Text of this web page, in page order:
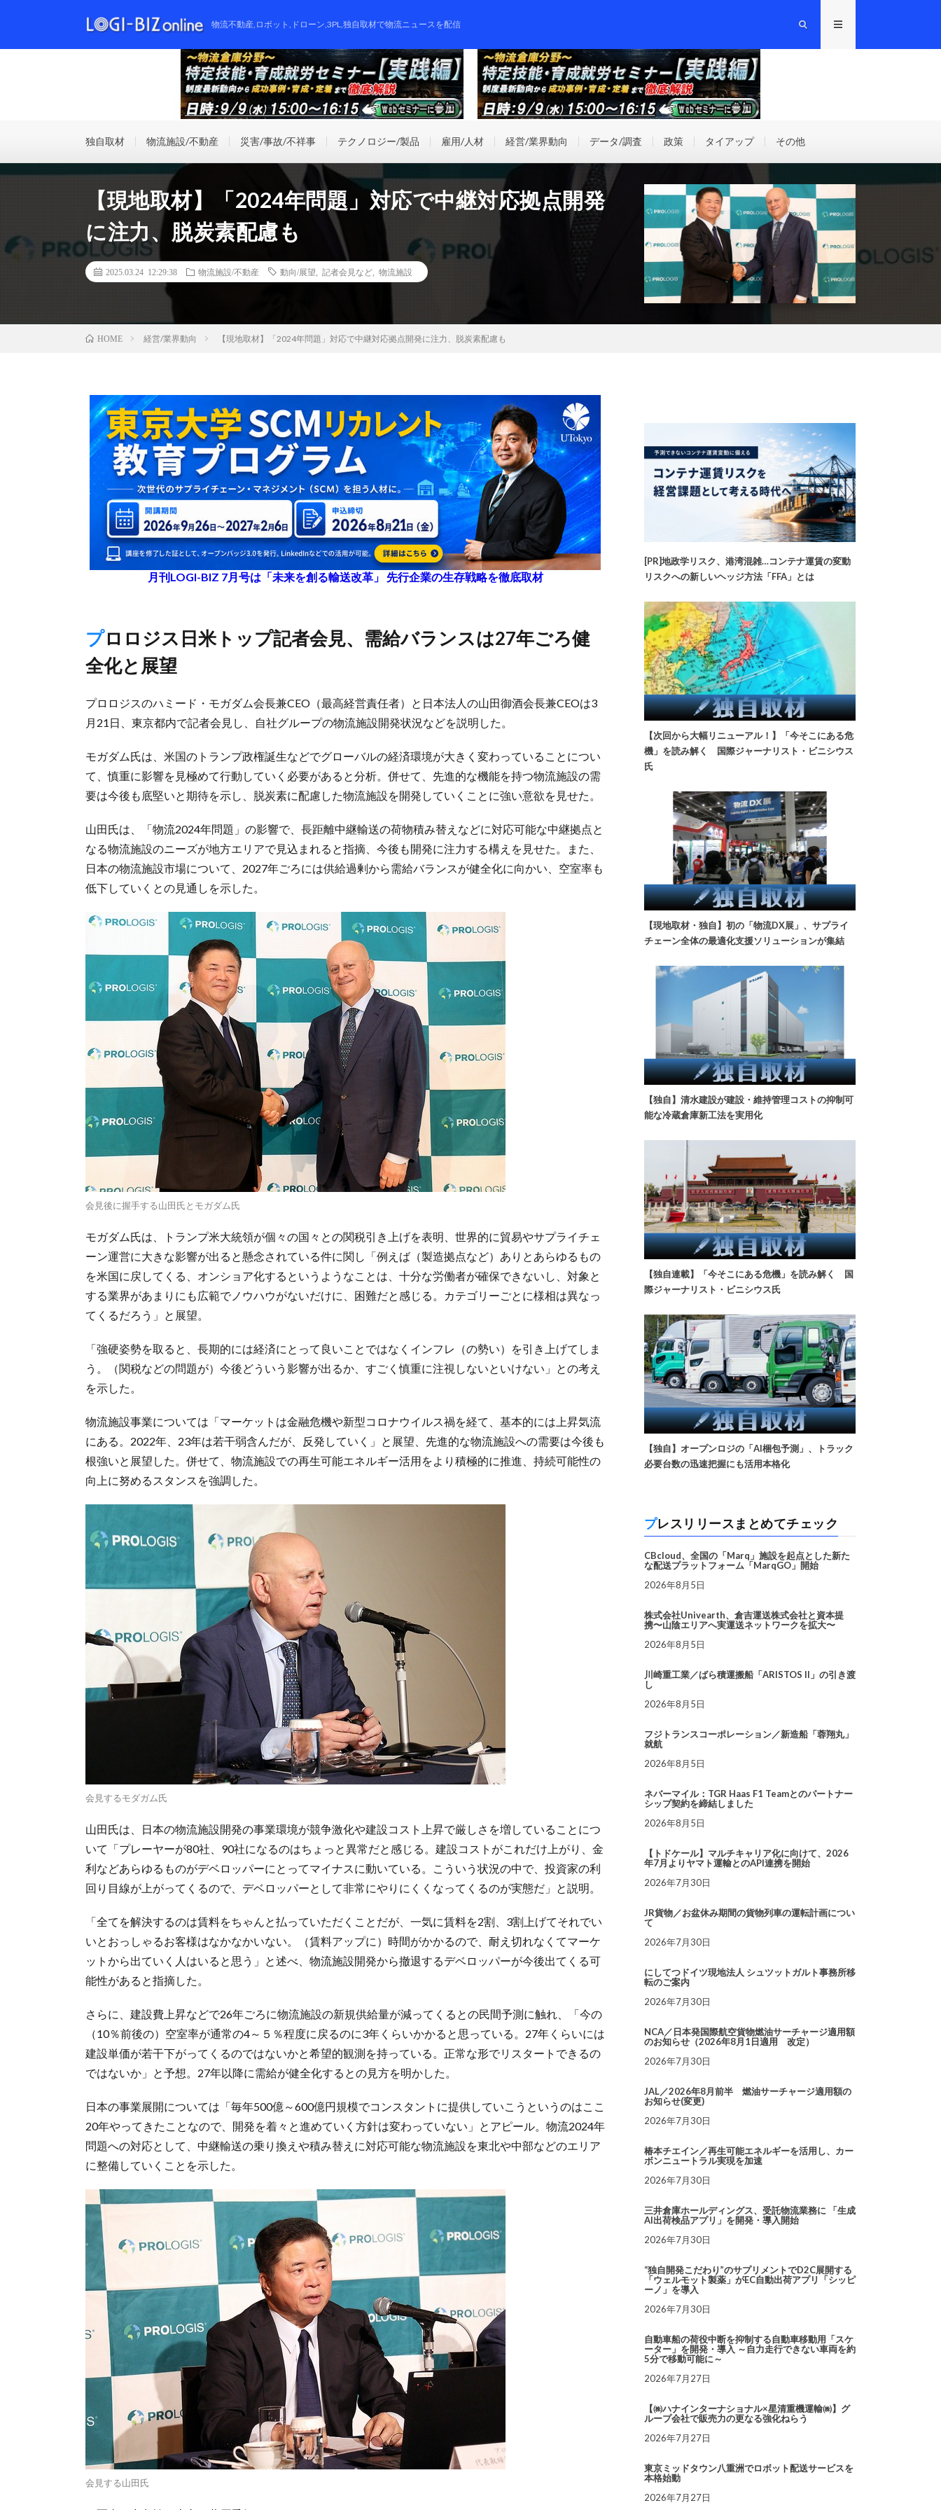
物流不動産,ロボット,ドローン,3PL,独自取材で物流ニュースを配信
独自取材 物流施設/不動産 災害/事故/不祥事 テクノロジー/製品 雇用/人材 経営/業界動向 データ/調査 政策 タイアップ その他
【現地取材】「2024年問題」対応で中継対応拠点開発
に注力、脱炭素配慮も
2025.03.24 12:29:38 物流施設/不動産 動向/展望 記者会見など 物流施設
HOME 経営/業界動向 【現地取材】「2024年問題」対応で中継対応拠点開発に注力、脱炭素配慮も
月刊LOGI-BIZ 7月号は「未来を創る輸送改革」 先行企業の生存戦略を徹底取材
プロロジス日米トップ記者会見、需給バランスは27年ごろ健
全化と展望
プロロジスのハミード・モガダム会長兼CEO（最高経営責任者）と日本法人の山田御酒会長兼CEOは3
月21日、東京都内で記者会見し、自社グループの物流施設開発状況などを説明した。
モガダム氏は、米国のトランプ政権誕生などでグローバルの経済環境が大きく変わっていることについ
て、慎重に影響を見極めて行動していく必要があると分析。併せて、先進的な機能を持つ物流施設の需
要は今後も底堅いと期待を示し、脱炭素に配慮した物流施設を開発していくことに強い意欲を見せた。
山田氏は、「物流2024年問題」の影響で、長距離中継輸送の荷物積み替えなどに対応可能な中継拠点と
なる物流施設のニーズが地方エリアで見込まれると指摘、今後も開発に注力する構えを見せた。また、
日本の物流施設市場について、2027年ごろには供給過剰から需給バランスが健全化に向かい、空室率も
低下していくとの見通しを示した。
会見後に握手する山田氏とモガダム氏
モガダム氏は、トランプ米大統領が個々の国々との関税引き上げを表明、世界的に貿易やサプライチェ
ーン運営に大きな影響が出ると懸念されている件に関し「例えば（製造拠点など）ありとあらゆるもの
を米国に戻してくる、オンショア化するというようなことは、十分な労働者が確保できないし、対象と
する業界があまりにも広範でノウハウがないだけに、困難だと感じる。カテゴリーごとに様相は異なっ
てくるだろう」と展望。
「強硬姿勢を取ると、長期的には経済にとって良いことではなくインフレ（の勢い）を引き上げてしま
う。（関税などの問題が）今後どういう影響が出るか、すごく慎重に注視しないといけない」との考え
を示した。
物流施設事業については「マーケットは金融危機や新型コロナウイルス禍を経て、基本的には上昇気流
にある。2022年、23年は若干弱含んだが、反発していく」と展望、先進的な物流施設への需要は今後も
根強いと展望した。併せて、物流施設での再生可能エネルギー活用をより積極的に推進、持続可能性の
向上に努めるスタンスを強調した。
会見するモダガム氏
山田氏は、日本の物流施設開発の事業環境が競争激化や建設コスト上昇で厳しさを増していることにつ
いて「プレーヤーが80社、90社になるのはちょっと異常だと感じる。建設コストがこれだけ上がり、金
利などあらゆるものがデベロッパーにとってマイナスに動いている。こういう状況の中で、投資家の利
回り目線が上がってくるので、デベロッパーとして非常にやりにくくなってくるのが実態だ」と説明。
「全てを解決するのは賃料をちゃんと払っていただくことだが、一気に賃料を2割、3割上げてそれでい
いとおっしゃるお客様はなかなかいない。（賃料アップに）時間がかかるので、耐え切れなくてマーケ
ットから出ていく人はいると思う」と述べ、物流施設開発から撤退するデベロッパーが今後出てくる可
能性があると指摘した。
さらに、建設費上昇などで26年ごろに物流施設の新規供給量が減ってくるとの民間予測に触れ、「今の
（10％前後の）空室率が通常の4～５％程度に戻るのに3年くらいかかると思っている。27年くらいには
建設単価が若干下がってくるのではないかと希望的観測を持っている。正常な形でリスタートできるの
ではないか」と予想。27年以降に需給が健全化するとの見方を明かした。
日本の事業展開については「毎年500億～600億円規模でコンスタントに提供していこうというのはここ
20年やってきたことなので、開発を着々と進めていく方針は変わっていない」とアピール。物流2024年
問題への対応として、中継輸送の乗り換えや積み替えに対応可能な物流施設を東北や中部などのエリア
に整備していくことを示した。
会見する山田氏
[PR]地政学リスク、港湾混雑…コンテナ運賃の変動
リスクへの新しいヘッジ方法「FFA」とは
【次回から大幅リニューアル！】「今そこにある危
機」を読み解く 国際ジャーナリスト・ビニシウス
氏
【現地取材・独自】初の「物流DX展」、サプライ
チェーン全体の最適化支援ソリューションが集結
【独自】清水建設が建設・維持管理コストの抑制可
能な冷蔵倉庫新工法を実用化
【独自連載】「今そこにある危機」を読み解く 国
際ジャーナリスト・ビニシウス氏
【独自】オープンロジの「AI梱包予測」、トラック
必要台数の迅速把握にも活用本格化
プレスリリースまとめてチェック
CBcloud、全国の「Marq」施設を起点とした新た
な配送プラットフォーム「MarqGO」開始
2026年8月5日
株式会社Univearth、倉吉運送株式会社と資本提
携〜山陰エリアへ実運送ネットワークを拡大〜
2026年8月5日
川崎重工業／ばら積運搬船「ARISTOS II」の引き渡
し
2026年8月5日
フジトランスコーポレーション／新造船「蓉翔丸」
就航
2026年8月5日
ネバーマイル：TGR Haas F1 Teamとのパートナー
シップ契約を締結しました
2026年8月5日
【トドケール】マルチキャリア化に向けて、2026
年7月よりヤマト運輸とのAPI連携を開始
2026年7月30日
JR貨物／お盆休み期間の貨物列車の運転計画につい
て
2026年7月30日
にしてつドイツ現地法人 シュツットガルト事務所移
転のご案内
2026年7月30日
NCA／日本発国際航空貨物燃油サーチャージ適用額
のお知らせ（2026年8月1日適用 改定）
2026年7月30日
JAL／2026年8月前半 燃油サーチャージ適用額の
お知らせ(変更)
2026年7月30日
椿本チエイン／再生可能エネルギーを活用し、カー
ボンニュートラル実現を加速
2026年7月30日
三井倉庫ホールディングス、受託物流業務に 「生成
AI出荷検品アプリ」を開発・導入開始
2026年7月30日
“独自開発こだわり”のサプリメントでD2C展開する
「ウェルモット製薬」がEC自動出荷アプリ「シッピ
ーノ」を導入
2026年7月30日
自動車船の荷役中断を抑制する自動車移動用「スケ
ーター」を開発・導入 ～自力走行できない車両を約
5分で移動可能に～
2026年7月27日
【㈱ハナインターナショナル×星清重機運輸㈱】グ
ループ会社で販売力の更なる強化ねらう
2026年7月27日
東京ミッドタウン八重洲でロボット配送サービスを
本格始動
2026年7月27日